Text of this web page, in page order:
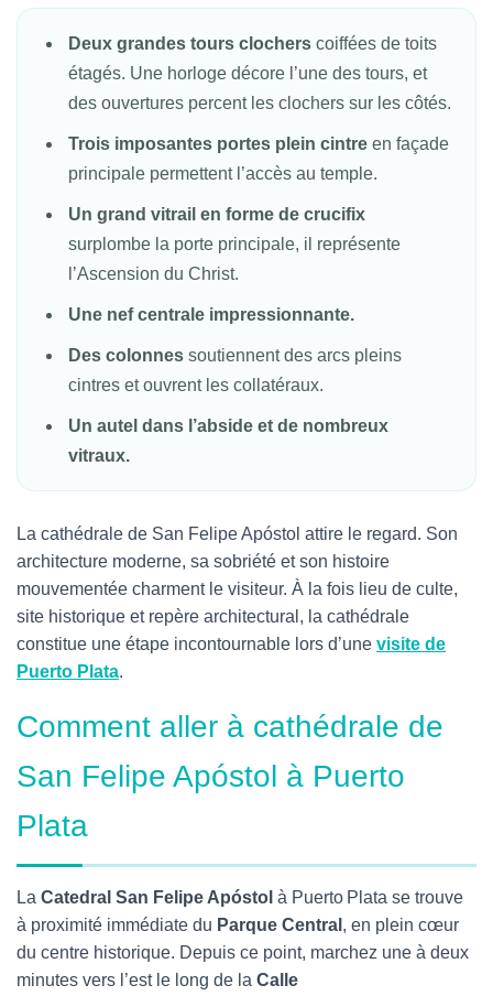
Deux grandes tours clochers coiffées de toits
étagés. Une horloge décore l’une des tours, et
des ouvertures percent les clochers sur les côtés.
Trois imposantes portes plein cintre en façade
principale permettent l’accès au temple.
Un grand vitrail en forme de crucifix
surplombe la porte principale, il représente
l’Ascension du Christ.
Une nef centrale impressionnante.
Des colonnes soutiennent des arcs pleins
cintres et ouvrent les collatéraux.
Un autel dans l’abside et de nombreux
vitraux.
La cathédrale de San Felipe Apóstol attire le regard. Son
architecture moderne, sa sobriété et son histoire
mouvementée charment le visiteur. À la fois lieu de culte,
site historique et repère architectural, la cathédrale
constitue une étape incontournable lors d’une visite de
Puerto Plata.
Comment aller à cathédrale de
San Felipe Apóstol à Puerto
Plata
La Catedral San Felipe Apóstol à Puerto Plata se trouve
à proximité immédiate du Parque Central , en plein cœur
du centre historique. Depuis ce point, marchez une à deux
minutes vers l’est le long de la Calle